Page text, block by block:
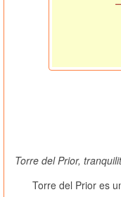
Torre del Prior,
Torre del Prior es